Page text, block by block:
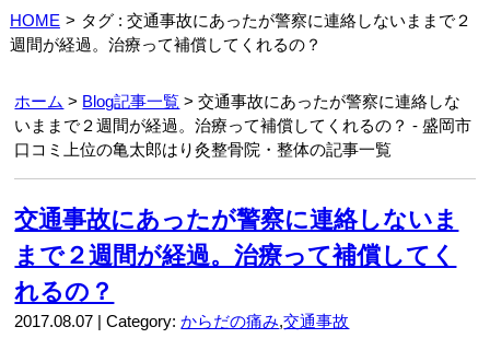
HOME > タグ : 交通事故にあったが警察に連絡しないままで２
週間が経過。治療って補償してくれるの？
ホーム > Blog記事一覧 > 交通事故にあったが警察に連絡しな
いままで２週間が経過。治療って補償してくれるの？ - 盛岡市
口コミ上位の亀太郎はり灸整骨院・整体の記事一覧
交通事故にあったが警察に連絡しないま
まで２週間が経過。治療って補償してく
れるの？
2017.08.07 | Category:からだの痛み,交通事故